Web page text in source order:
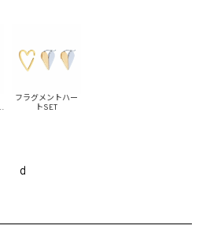
フラグメントハー
トSET
d